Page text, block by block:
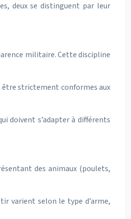
deux se distinguent par leur
militaire. Cette discipline
être strictement conformes aux
doivent s’adapter à différents
des animaux (poulets,
varient selon le type d’arme,